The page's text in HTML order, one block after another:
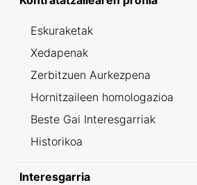
Eskuraketak
Xedapenak
Zerbitzuen Aurkezpena
Hornitzaileen homologazioa
Beste Gai Interesgarriak
Historikoa
Interesgarria